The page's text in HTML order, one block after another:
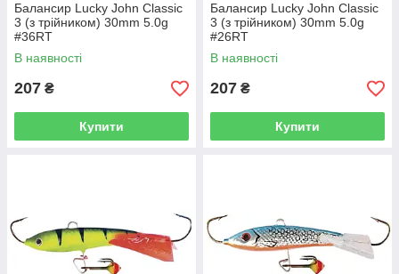
Балансир Lucky John Classic
3 (з трійником) 30mm 5.0g
#36RT
В наявності
207 ₴
Купити
Балансир Lucky John Classic
3 (з трійником) 30mm 5.0g
#26RT
В наявності
207 ₴
Купити